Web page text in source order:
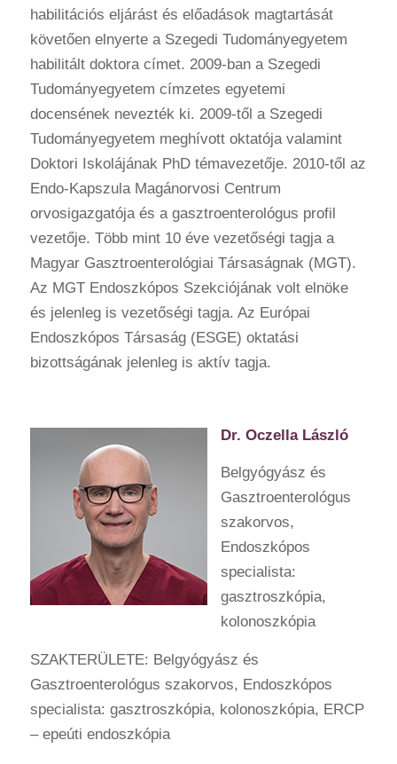
habilitációs eljárást és előadások magtartását
követően elnyerte a Szegedi Tudományegyetem
habilitált doktora címet. 2009-ban a Szegedi
Tudományegyetem címzetes egyetemi
docensének nevezték ki. 2009-től a Szegedi
Tudományegyetem meghívott oktatója valamint
Doktori Iskolájának PhD témavezetője. 2010-től az
Endo-Kapszula Magánorvosi Centrum
orvosigazgatója és a gasztroenterológus profil
vezetője. Több mint 10 éve vezetőségi tagja a
Magyar Gasztroenterológiai Társaságnak (MGT).
Az MGT Endoszkópos Szekciójának volt elnöke
és jelenleg is vezetőségi tagja. Az Európai
Endoszkópos Társaság (ESGE) oktatási
bizottságának jelenleg is aktív tagja.
Dr. Oczella László
Belgyógyász és
Gasztroenterológus
szakorvos,
Endoszkópos
specialista:
gasztroszkópia,
kolonoszkópia
SZAKTERÜLETE: Belgyógyász és
Gasztroenterológus szakorvos, Endoszkópos
specialista: gasztroszkópia, kolonoszkópia, ERCP
– epeúti endoszkópia